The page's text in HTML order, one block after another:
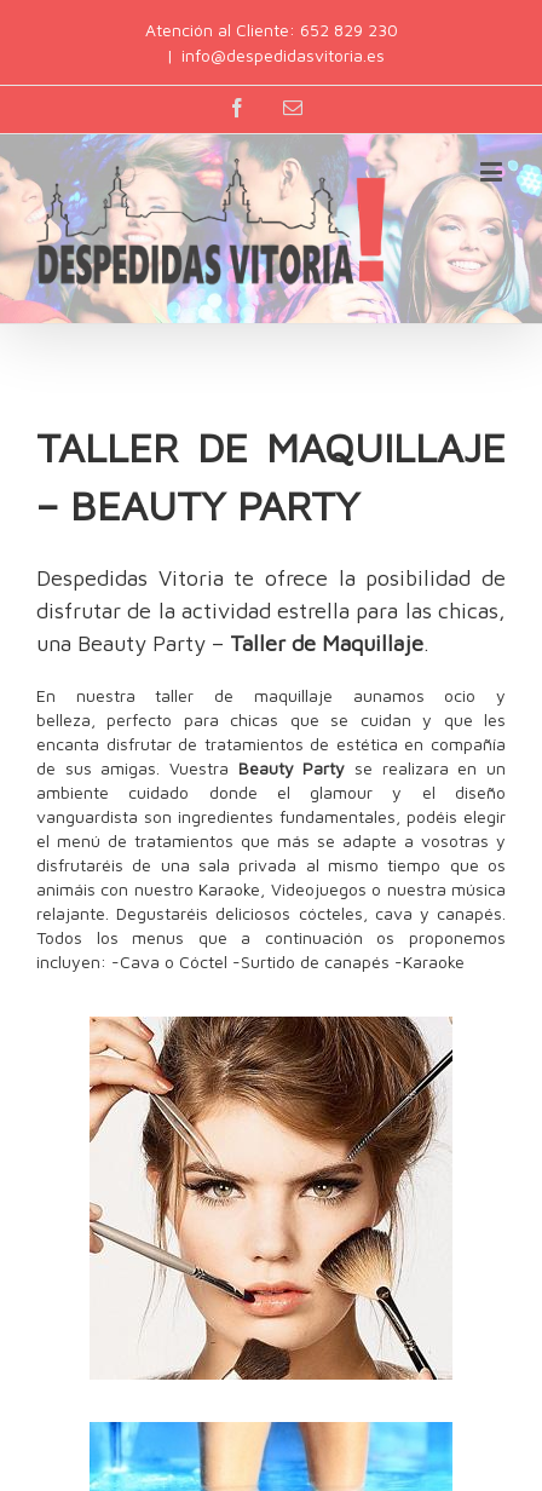
Atención al Cliente: 652 829 230
| info@despedidasvitoria.es
TALLER DE MAQUILLAJE
– BEAUTY PARTY
Despedidas Vitoria te ofrece la posibilidad de
disfrutar de la actividad estrella para las chicas,
una Beauty Party – Taller de Maquillaje.
En nuestra taller de maquillaje aunamos ocio y
belleza, perfecto para chicas que se cuidan y que les
encanta disfrutar de tratamientos de estética en compañía
de sus amigas. Vuestra Beauty Party se realizara en un
ambiente cuidado donde el glamour y el diseño
vanguardista son ingredientes fundamentales, podéis elegir
el menú de tratamientos que más se adapte a vosotras y
disfrutaréis de una sala privada al mismo tiempo que os
animáis con nuestro Karaoke, Videojuegos o nuestra música
relajante. Degustaréis deliciosos cócteles, cava y canapés.
Todos los menus que a continuación os proponemos
incluyen: -Cava o Cóctel -Surtido de canapés -Karaoke